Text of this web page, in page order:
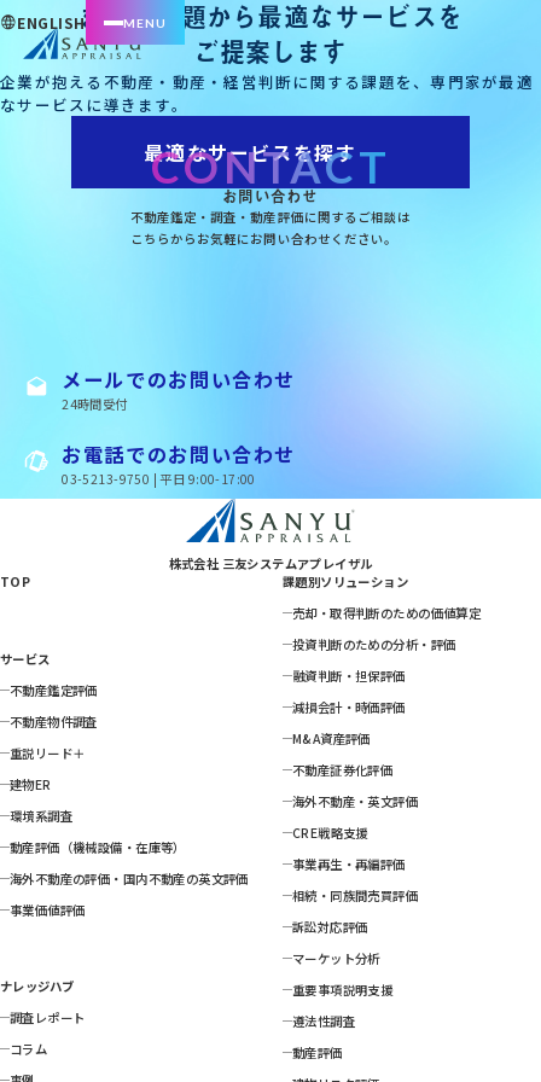
ENGLISHまずは課題から最適なサービスを
ご提案します
企業が抱える不動産・動産・経営判断に関する課題を、専門家が最適
なサービスに導きます。
最適なサービスを探す
CONTACT
お問い合わせ
不動産鑑定・調査・動産評価に関するご相談は
こちらからお気軽にお問い合わせください。
メールでのお問い合わせ
24時間受付
お電話でのお問い合わせ
03-5213-9750 | 平日 9:00-17:00
株式会社 三友システムアプレイザル
TOP
サービス
不動産鑑定評価
不動産物件調査
重説リード＋
建物ER
環境系調査
動産評価（機械設備・在庫等）
海外不動産の評価・国内不動産の英文評価
事業価値評価
課題別ソリューション
売却・取得判断のための価値算定
投資判断のための分析・評価
融資判断・担保評価
減損会計・時価評価
M&A資産評価
不動産証券化評価
海外不動産・英文評価
CRE戦略支援
事業再生・再編評価
相続・同族間売買評価
訴訟対応評価
マーケット分析
重要事項説明支援
遵法性調査
動産評価
ナレッジハブ
調査レポート
コラム